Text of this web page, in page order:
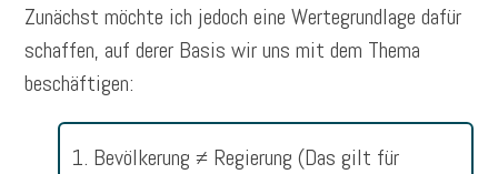
Zunächst möchte ich jedoch eine Wertegrundlage dafür
schaffen, auf derer Basis wir uns mit dem Thema
beschäftigen:
Bevölkerung ≠ Regierung (Das gilt für